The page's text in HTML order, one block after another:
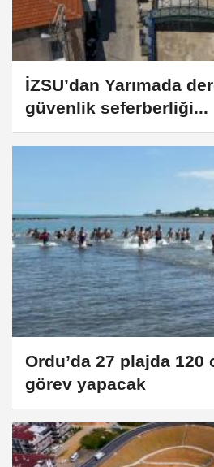
İZSU’dan Yarımada
güvenlik seferberliği...
Çeşme’de 7 bin 500
Ordu’da 27 plajda 120
görev yapacak